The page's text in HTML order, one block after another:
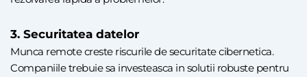
3. Securitatea datelor
Munca remote creste riscurile de securitate cibernetica.
Companiile trebuie sa investeasca in solutii robuste pentru